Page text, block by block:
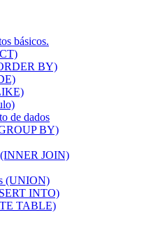
básicos.
BY)
de dados
BY)
(INNER JOIN)
(UNION)
INTO)
TABLE)